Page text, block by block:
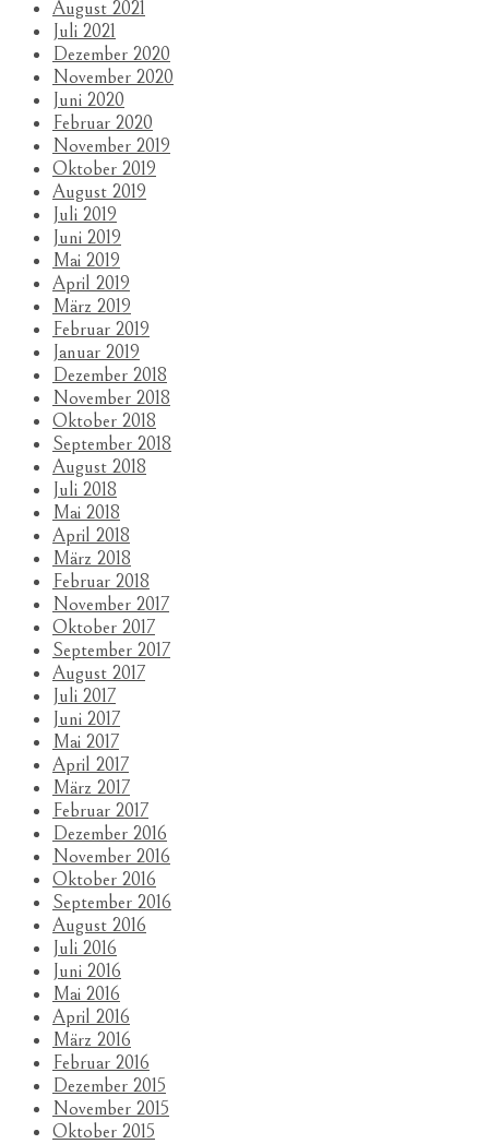
August 2021
Juli 2021
Dezember 2020
November 2020
Juni 2020
Februar 2020
November 2019
Oktober 2019
August 2019
Juli 2019
Juni 2019
Mai 2019
April 2019
März 2019
Februar 2019
Januar 2019
Dezember 2018
November 2018
Oktober 2018
September 2018
August 2018
Juli 2018
Mai 2018
April 2018
März 2018
Februar 2018
November 2017
Oktober 2017
September 2017
August 2017
Juli 2017
Juni 2017
Mai 2017
April 2017
März 2017
Februar 2017
Dezember 2016
November 2016
Oktober 2016
September 2016
August 2016
Juli 2016
Juni 2016
Mai 2016
April 2016
März 2016
Februar 2016
Dezember 2015
November 2015
Oktober 2015